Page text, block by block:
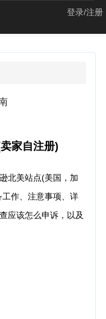
登录/注册
家自注册)
北美站点(美国，加
作、注意事项、详
应该怎么申诉，以及